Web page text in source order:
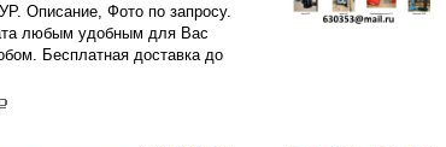
Описание, Фото по запросу.
любым удобным для Вас
Бесплатная доставка до